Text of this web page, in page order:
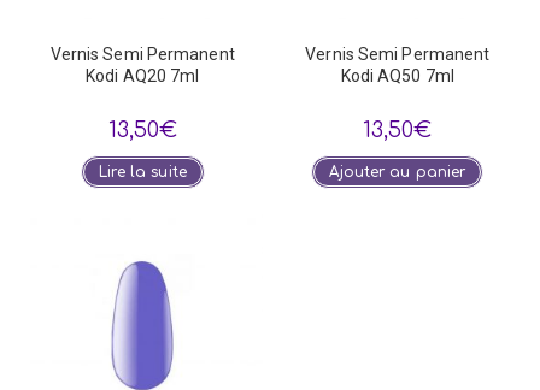
Vernis Semi Permanent
Kodi AQ20 7ml
13,50€
Lire la suite
Vernis Semi Permanent
Kodi AQ50 7ml
13,50€
Ajouter au panier